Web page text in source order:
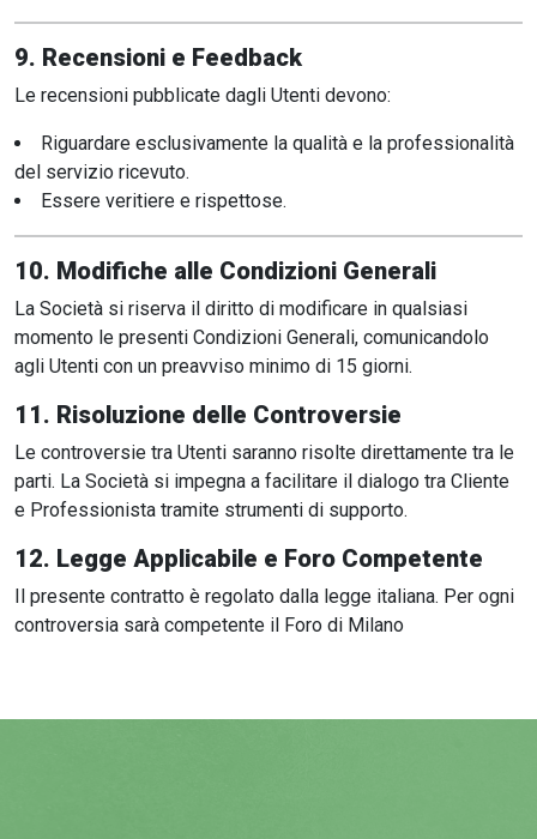
9. Recensioni e Feedback
Le recensioni pubblicate dagli Utenti devono:
Riguardare esclusivamente la qualità e la professionalità
del servizio ricevuto.
Essere veritiere e rispettose.
10. Modifiche alle Condizioni Generali
La Società si riserva il diritto di modificare in qualsiasi
momento le presenti Condizioni Generali, comunicandolo
agli Utenti con un preavviso minimo di 15 giorni.
11. Risoluzione delle Controversie
Le controversie tra Utenti saranno risolte direttamente tra le
parti. La Società si impegna a facilitare il dialogo tra Cliente
e Professionista tramite strumenti di supporto.
12. Legge Applicabile e Foro Competente
Il presente contratto è regolato dalla legge italiana. Per ogni
controversia sarà competente il Foro di Milano